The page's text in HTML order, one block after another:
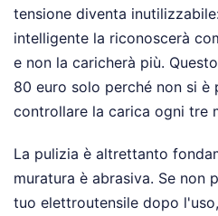
tensione diventa
intelligente la riconoscerà
e non la caricherà più.
80 euro solo perché non si è
controllare la carica ogni tre
La pulizia è altrettanto
muratura è abrasiva. Se non
tuo elettroutensile dopo